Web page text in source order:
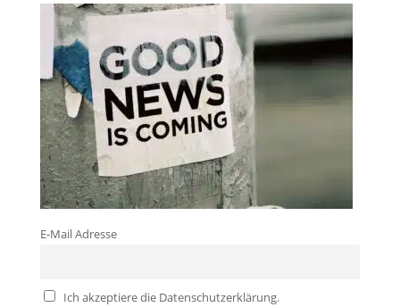
E-Mail Adresse
Ich akzeptiere die Datenschutzerklärung.